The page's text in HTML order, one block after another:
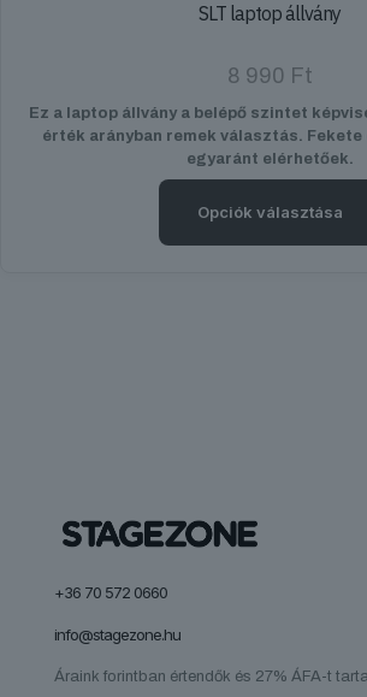
SLT laptop állvány
8 990 Ft
Ez a laptop állvány a belépő szintet
érték arányban remek választás. Fekete
egyaránt elérhetőek.
Opciók választása
+36 70 572 0660
info@stagezone.hu
Áraink forintban értendők és 27% ÁFA-t